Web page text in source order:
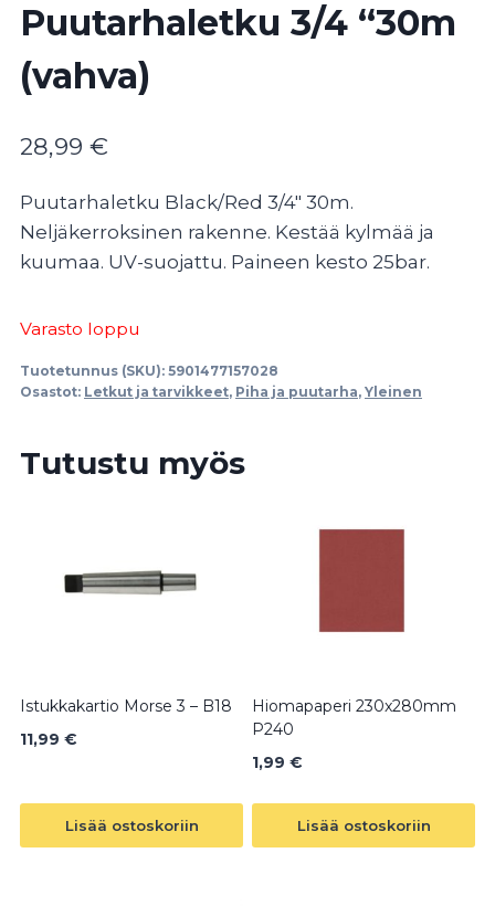
Puutarhaletku 3/4 “30m
(vahva)
28,99 €
Puutarhaletku Black/Red 3/4″ 30m.
Neljäkerroksinen rakenne. Kestää kylmää ja
kuumaa. UV-suojattu. Paineen kesto 25bar.
Varasto loppu
Tuotetunnus (SKU): 5901477157028
Osastot: Letkut ja tarvikkeet, Piha ja puutarha, Yleinen
Tutustu myös
Istukkakartio Morse 3 – B18
11,99 €
Lisää ostoskoriin
Hiomapaperi 230x280mm
P240
1,99 €
Lisää ostoskoriin